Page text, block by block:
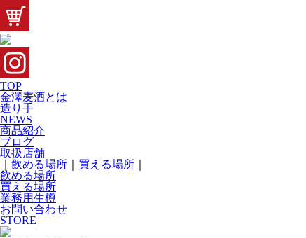
TOP
金澤麦酒とは
造り手
NEWS
商品紹介
ブログ
取扱店舗
飲める場所 買える場所
飲める場所
買える場所
業務用生樽
お問い合わせ
STORE